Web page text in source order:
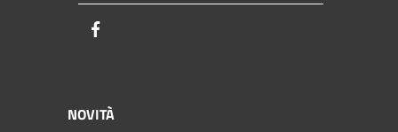
NOVITÀ